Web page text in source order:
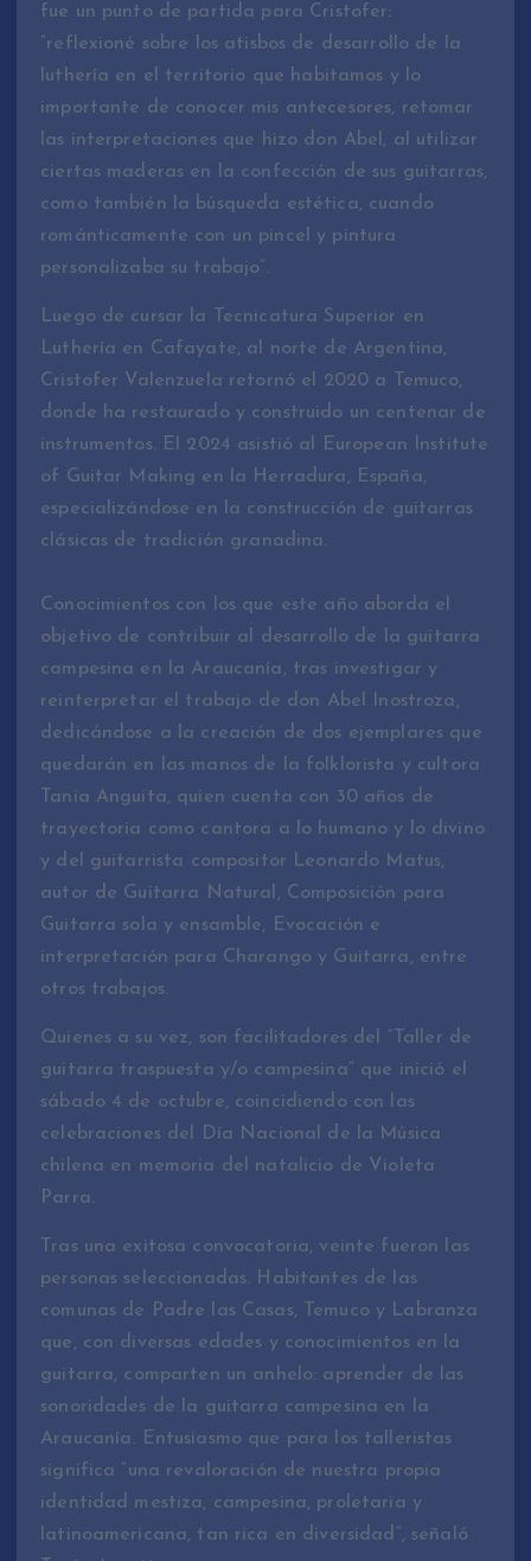
fue un punto de partida para Cristofer:
“reflexioné sobre los atisbos de desarrollo de la
luthería en el territorio que habitamos y lo
importante de conocer mis antecesores, retomar
las interpretaciones que hizo don Abel, al utilizar
ciertas maderas en la confección de sus guitarras,
como también la búsqueda estética, cuando
románticamente con un pincel y pintura
personalizaba su trabajo”.
Luego de cursar la Tecnicatura Superior en
Luthería en Cafayate, al norte de Argentina,
Cristofer Valenzuela retornó el 2020 a Temuco,
donde ha restaurado y construido un centenar de
instrumentos. El 2024 asistió al European Institute
of Guitar Making en la Herradura, España,
especializándose en la construcción de guitarras
clásicas de tradición granadina.
Conocimientos con los que este año aborda el
objetivo de contribuir al desarrollo de la guitarra
campesina en la Araucanía, tras investigar y
reinterpretar el trabajo de don Abel Inostroza,
dedicándose a la creación de dos ejemplares que
quedarán en las manos de la folklorista y cultora
Tania Anguita, quien cuenta con 30 años de
trayectoria como cantora a lo humano y lo divino
y del guitarrista compositor Leonardo Matus,
autor de Guitarra Natural, Composición para
Guitarra sola y ensamble, Evocación e
interpretación para Charango y Guitarra, entre
otros trabajos.
Quienes a su vez, son facilitadores del “Taller de
guitarra traspuesta y/o campesina” que inició el
sábado 4 de octubre, coincidiendo con las
celebraciones del Día Nacional de la Música
chilena en memoria del natalicio de Violeta
Parra.
Tras una exitosa convocatoria, veinte fueron las
personas seleccionadas. Habitantes de las
comunas de Padre las Casas, Temuco y Labranza
que, con diversas edades y conocimientos en la
guitarra, comparten un anhelo: aprender de las
sonoridades de la guitarra campesina en la
Araucanía. Entusiasmo que para los talleristas
significa “una revaloración de nuestra propia
identidad mestiza, campesina, proletaria y
latinoamericana, tan rica en diversidad”, señaló